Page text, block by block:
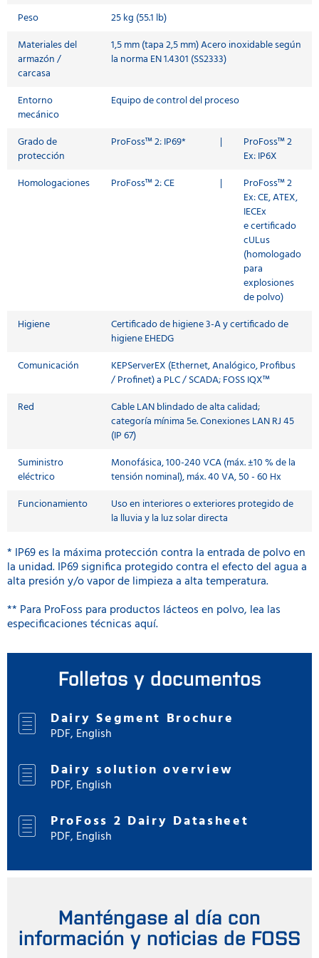
Peso
25 kg (55.1 lb)
Materiales del
armazón /
carcasa
1,5 mm (tapa 2,5 mm) Acero inoxidable según
la norma EN 1.4301 (SS2333)
Entorno
mecánico
Equipo de control del proceso
Grado de
protección
ProFoss™ 2: IP69* |
ProFoss™ 2
Ex: IP6X
Homologaciones
ProFoss™ 2: CE |
ProFoss™ 2
Ex: CE, ATEX,
IECEx
e certificado
cULus
(homologado
para
explosiones
de polvo)
Higiene
Certificado de higiene 3-A y certificado de
higiene EHEDG
Comunicación
KEPServerEX (Ethernet, Analógico, Profibus
/ Profinet) a PLC / SCADA; FOSS IQX™
Red
Cable LAN blindado de alta calidad;
categoría mínima 5e. Conexiones LAN RJ 45
(IP 67)
Suministro
eléctrico
Monofásica, 100-240 VCA (máx. ±10 % de la
tensión nominal), máx. 40 VA, 50 - 60 Hx
Funcionamiento
Uso en interiores o exteriores protegido de
la lluvia y la luz solar directa
* IP69 es la máxima protección contra la entrada de polvo en
la unidad. IP69 significa protegido contra el efecto del agua a
alta presión y/o vapor de limpieza a alta temperatura.
** Para ProFoss para productos lácteos en polvo, lea las
especificaciones técnicas aquí.
Folletos y documentos
Dairy Segment Brochure
PDF, English
Dairy solution overview
PDF, English
ProFoss 2 Dairy Datasheet
PDF, English
Manténgase al día con
información y noticias de FOSS